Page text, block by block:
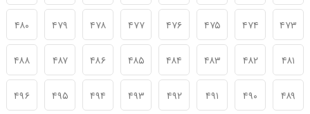
۴۷۳ ۴۷۴ ۴۷۵ ۴۷۶ ۴۷۷ ۴۷۸ ۴۷۹ ۴۸۰
۴۸۱ ۴۸۲ ۴۸۳ ۴۸۴ ۴۸۵ ۴۸۶ ۴۸۷ ۴۸۸
۴۸۹ ۴۹۰ ۴۹۱ ۴۹۲ ۴۹۳ ۴۹۴ ۴۹۵ ۴۹۶